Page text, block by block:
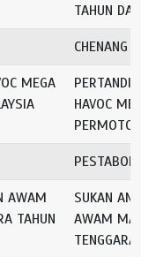
TAHUN
CHENANG
MEGA
HAVOC
AWAM
TAHUN
SUKAN
AWAM